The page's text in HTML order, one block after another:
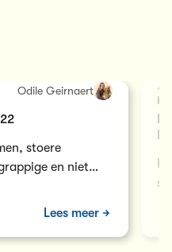
Odile Geirnaert
stoere
en niet
top 10 is van
Lees meer
14